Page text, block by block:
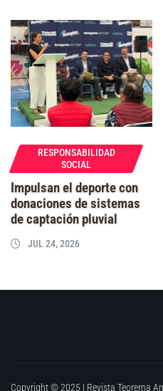
RESPONSABILIDAD
SOCIAL
Impulsan el deporte con
donaciones de sistemas
de captación pluvial
JUL 24, 2026
Copyright © 2025 | Revista Teorema